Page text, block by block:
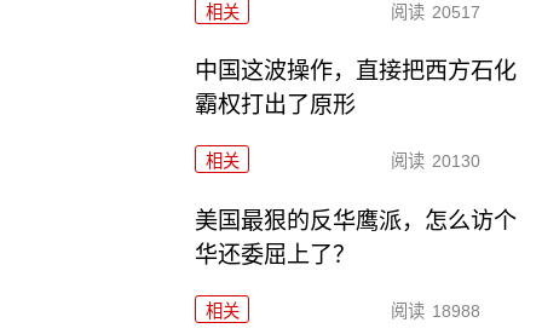
相关 阅读 20517
中国这波操作，直接把西方石化
霸权打出了原形
相关 阅读 20130
美国最狠的反华鹰派，怎么访个
华还委屈上了？
相关 阅读 18988